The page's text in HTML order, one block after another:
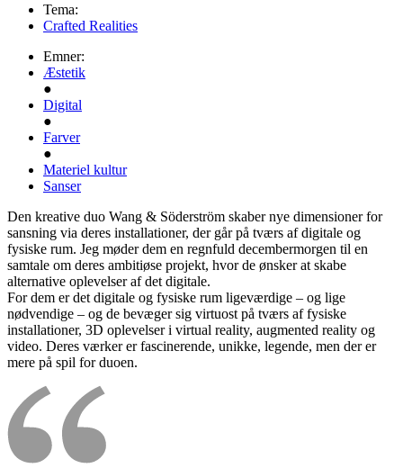
Tema:
Crafted Realities
Emner:
Æstetik
●
Digital
●
Farver
●
Materiel kultur
Sanser
Den kreative duo Wang & Söderström skaber nye dimensioner for
sansning via deres installationer, der går på tværs af digitale og
fysiske rum. Jeg møder dem en regnfuld decembermorgen til en
samtale om deres ambitiøse projekt, hvor de ønsker at skabe
alternative oplevelser af det digitale.
For dem er det digitale og fysiske rum ligeværdige – og lige
nødvendige – og de bevæger sig virtuost på tværs af fysiske
installationer, 3D oplevelser i virtual reality, augmented reality og
video. Deres værker er fascinerende, unikke, legende, men der er
mere på spil for duoen.